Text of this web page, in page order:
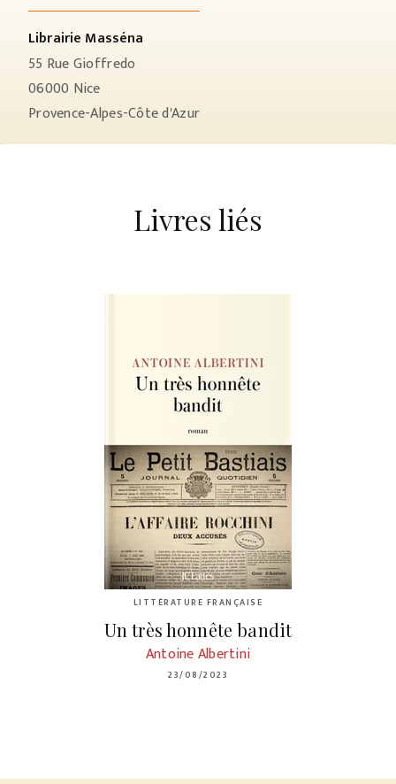
Librairie Masséna
55 Rue Gioffredo
06000 Nice
Provence-Alpes-Côte d'Azur
Livres liés
LITTÉRATURE FRANÇAISE
Un très honnête bandit
Antoine Albertini
23/08/2023